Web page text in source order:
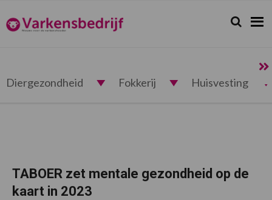
de
hoofdnavigatie
de
hoofd
de
eerste
de
voettekst
Varkensbedrijf.nl Zoeken...
Zoek
Diergezondheid Fokkerij Huisvesting
TABOER zet mentale gezondheid op de
kaart in 2023